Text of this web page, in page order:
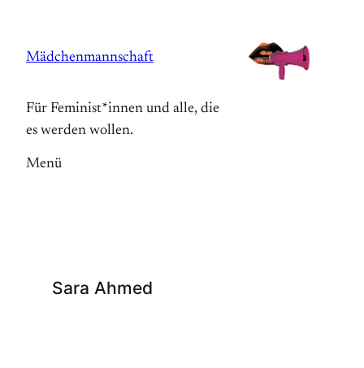
springen
Mädchenmannschaft
Für Feminist*innen und alle, die
es werden wollen.
Menü
Sara Ahmed